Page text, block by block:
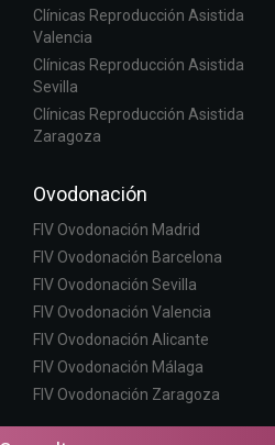
Clínicas Reproducción Asistida
Valencia
Clínicas Reproducción Asistida
Sevilla
Clínicas Reproducción Asistida
Zaragoza
Ovodonación
FIV Ovodonación Madrid
FIV Ovodonación Barcelona
FIV Ovodonación Sevilla
FIV Ovodonación Valencia
FIV Ovodonación Alicante
FIV Ovodonación Málaga
FIV Ovodonación Zaragoza